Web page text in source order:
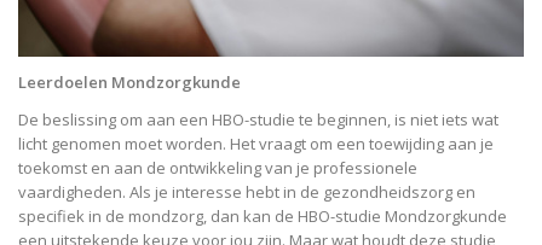
Leerdoelen Mondzorgkunde
De beslissing om aan een HBO-studie te beginnen, is niet iets wat
licht genomen moet worden. Het vraagt om een toewijding aan je
toekomst en aan de ontwikkeling van je professionele
vaardigheden. Als je interesse hebt in de gezondheidszorg en
specifiek in de mondzorg, dan kan de HBO-studie Mondzorgkunde
een uitstekende keuze voor jou zijn. Maar wat houdt deze studie